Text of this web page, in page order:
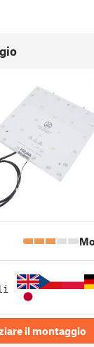
il montaggio